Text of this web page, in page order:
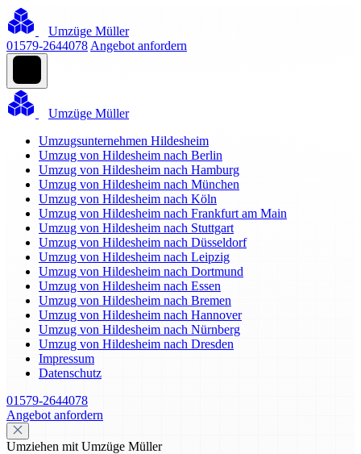
Umzüge Müller
01579-2644078 Angebot anfordern
Umzüge Müller
Umzugsunternehmen Hildesheim
Umzug von Hildesheim nach Berlin
Umzug von Hildesheim nach Hamburg
Umzug von Hildesheim nach München
Umzug von Hildesheim nach Köln
Umzug von Hildesheim nach Frankfurt am Main
Umzug von Hildesheim nach Stuttgart
Umzug von Hildesheim nach Düsseldorf
Umzug von Hildesheim nach Leipzig
Umzug von Hildesheim nach Dortmund
Umzug von Hildesheim nach Essen
Umzug von Hildesheim nach Bremen
Umzug von Hildesheim nach Hannover
Umzug von Hildesheim nach Nürnberg
Umzug von Hildesheim nach Dresden
Impressum
Datenschutz
01579-2644078
Angebot anfordern
Umziehen mit Umzüge Müller